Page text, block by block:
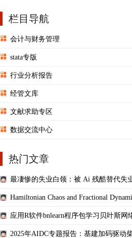
栏目导航
会计与财务管理
stata专版
行业分析报告
经管文库
文献求助专区
数据交流中心
热门文章
最凄惨的失业白领：被 Ai 残酷替代失
Hamiltonian Chaos and Fractional
应用R软件bnlearn程序包学习贝叶斯网
2025年AIDC专题报告：基建加码驱动